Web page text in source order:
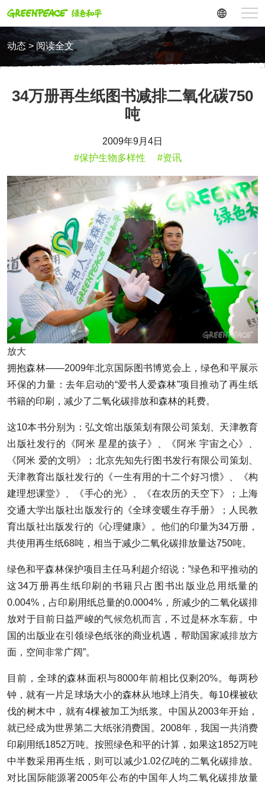
动态 > 阅读全文
34万册再生纸图书减排二氧化碳750
吨
2009年9月4日
#保护生物多样性
#资讯
放大
拥抱森林——2009年北京国际图书博览会上，绿色和平展示
环保的力量：去年启动的“爱书人爱森林”项目推动了再生纸
书籍的印刷，减少了二氧化碳排放和森林的耗费。
这10本书分别为：弘文馆出版策划有限公司策划、天津教育
出版社发行的《阿米 星星的孩子》、《阿米 宇宙之心》、
《阿米 爱的文明》；北京先知先行图书发行有限公司策划、
天津教育出版社发行的《一生有用的十二个好习惯》、《构
建理想课堂》、《手心的光》、《在农历的天空下》；上海
交通大学出版社出版发行的《全球变暖生存手册》；人民教
育出版社出版发行的《心理健康》。他们的印量为34万册，
共使用再生纸68吨，相当于减少二氧化碳排放量达750吨。
绿色和平森林保护项目主任马利超介绍说：”绿色和平推动的
这34万册再生纸印刷的书籍只占图书出版业总用纸量的
0.004%，占印刷用纸总量的0.0004%，所减少的二氧化碳排
放对于目前日益严峻的气候危机而言，不过是杯水车薪。中
国的出版业在引领绿色纸张的商业机遇，帮助国家减排放方
面，空间非常广阔”。
目前，全球的森林面积与8000年前相比仅剩20%。每两秒
钟，就有一片足球场大小的森林从地球上消失。每10棵被砍
伐的树木中，就有4棵被加工为纸浆。中国从2003年开始，
就已经成为世界第二大纸张消费国。2008年，我国一共消费
印刷用纸1852万吨。按照绿色和平的计算，如果这1852万吨
中半数采用再生纸，则可以减少1.02亿吨的二氧化碳排放。
对比国际能源署2005年公布的中国年人均二氧化碳排放量